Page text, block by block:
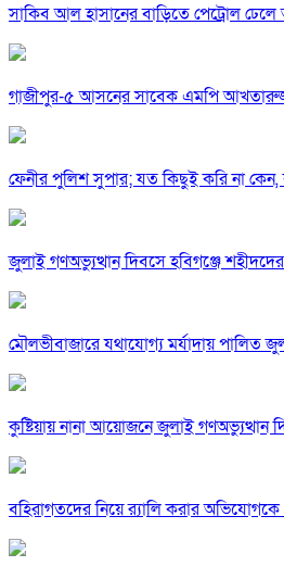
সাকিব আল হাসানের বাড়িতে পেট্রোল ঢেলে
গাজীপুর-৫ আসনের সাবেক এমপি
ফেনীর পুলিশ সুপার; যত কিছুই করি না কেন,
জুলাই গণঅভ্যুত্থান দিবসে হবিগঞ্জে শহীদদের
মৌলভীবাজারে যথাযোগ্য মর্যাদায় পালিত
কুষ্টিয়ায় নানা আয়োজনে জুলাই গণঅভ্যুত্থান
বহিরাগতদের নিয়ে র‍্যালি করার অভিযোগকে